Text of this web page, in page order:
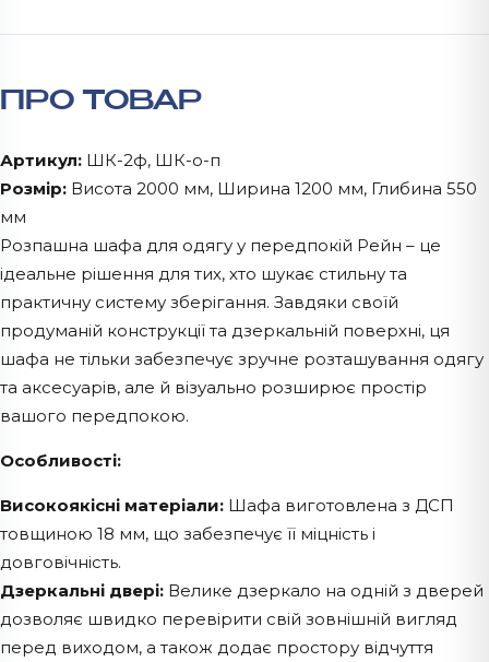
ПРО ТОВАР
Артикул: ШК-2ф, ШК-о-п
Розмір: Висота 2000 мм, Ширина 1200 мм, Глибина 550
мм
Розпашна шафа для одягу у передпокій Рейн – це
ідеальне рішення для тих, хто шукає стильну та
практичну систему зберігання. Завдяки своїй
продуманій конструкції та дзеркальній поверхні, ця
шафа не тільки забезпечує зручне розташування одягу
та аксесуарів, але й візуально розширює простір
вашого передпокою.
Oсобливості:
Високоякісні матеріали: Шафа виготовлена з ДСП
товщиною 18 мм, що забезпечує її міцність і
довговічність.
Дзеркальні двері: Велике дзеркало на одній з дверей
дозволяє швидко перевірити свій зовнішній вигляд
перед виходом, а також додає простору відчуття